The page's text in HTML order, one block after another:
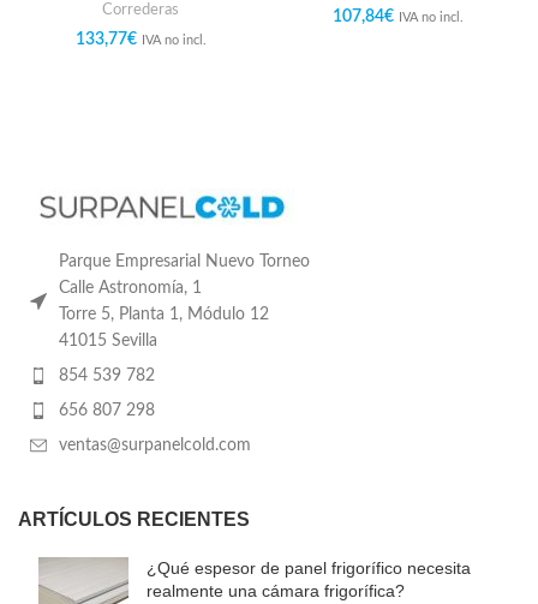
Correderas
133,77€ IVA no incl.
107,84€ IVA no incl.
Parque Empresarial Nuevo Torneo
Calle Astronomía, 1
Torre 5, Planta 1, Módulo 12
41015 Sevilla
854 539 782
656 807 298
ventas@surpanelcold.com
ARTÍCULOS RECIENTES
¿Qué espesor de panel frigorífico necesita
realmente una cámara frigorífica?